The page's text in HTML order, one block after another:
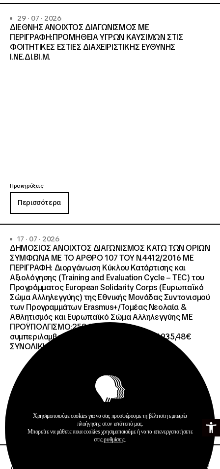
Ανοίξτε
29 · 07 · 2026
ΔΙΕΘΝΗΣ ΑΝΟΙΧΤΟΣ ΔΙΑΓΩΝΙΣΜΟΣ ΜΕ
ΠΕΡΙΓΡΑΦΗ:ΠΡΟΜΗΘΕΙΑ ΥΓΡΩΝ ΚΑΥΣΙΜΩΝ ΣΤΙΣ
ΦΟΙΤΗΤΙΚΕΣ ΕΣΤΙΕΣ ΔΙΑΧΕΙΡΙΣΤΙΚΗΣ ΕΥΘΥΝΗΣ
Ι.ΝΕ.ΔΙ.ΒΙ.Μ.
Προκηρύξεις
Περισσότερα
17 · 07 · 2026
ΔΗΜΟΣΙΟΣ ΑΝΟΙΧΤΟΣ ΔΙΑΓΩΝΙΣΜΟΣ ΚΑΤΩ ΤΩΝ ΟΡΙΩΝ
ΣΥΜΦΩΝΑ ΜΕ ΤΟ ΑΡΘΡΟ 107 ΤΟΥ Ν.4412/2016 ΜΕ
ΠΕΡΙΓΡΑΦΗ: Διοργάνωση Κύκλου Κατάρτισης και
Αξιολόγησης (Training and Evaluation Cycle – TEC) του
Προγράμματος European Solidarity Corps (Ευρωπαϊκό
Σώμα Αλληλεγγύης) της Εθνικής Μονάδας Συντονισμού
των Προγραμμάτων Erasmus+/Τομέας Νεολαία &
Αθλητισμός και Ευρωπαϊκό Σώμα Αλληλεγγύης ΜΕ
ΠΡΟΫΠΟΛΓΙΣΜΟ:258.064,52 € μη
συμπεριλαμβανομένου του Φ.Π.Α. ΦΠΑ 61.935,48€
ΣΥΝΟΛΙΚΗ ΑΞΙΑ 320.000,00 €.
Χρησιμοποιούμε cookies για να σας προσφέρουμε τη βέλτιστη εμπειρία
πλοήγησης στον ιστότοπό μας.
Μπορείτε να μάθετε ποια cookies χρησιμοποιούμε ή να τα απενεργοποιήσετε
στιςρυθμίσεις.